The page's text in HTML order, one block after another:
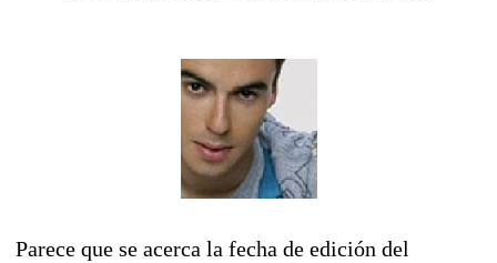
Parece que se acerca la fecha de edición del